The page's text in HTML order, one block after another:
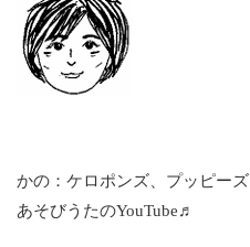
かの：ケロポンズ、プッピーズ
あそびうたのYouTube♬